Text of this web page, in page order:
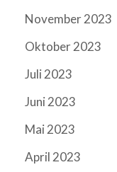
November 2023
Oktober 2023
Juli 2023
Juni 2023
Mai 2023
April 2023